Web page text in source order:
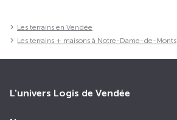
Les terrains en Vendée
Les terrains + maisons à Notre-Dame-de-Monts
L'univers Logis de Vendée